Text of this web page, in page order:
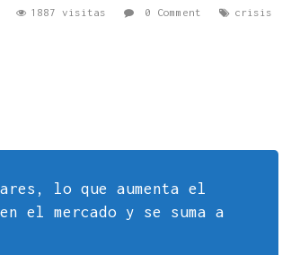
1887 visitas 0 Comment crisis
lo que aumenta el
el mercado y se suma a